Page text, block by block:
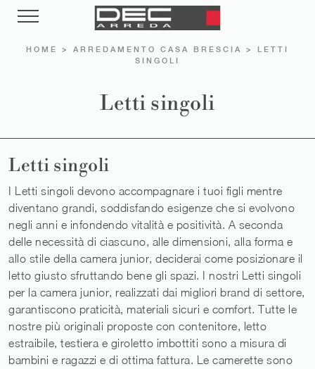
HOME > ARREDAMENTO CASA BRESCIA > LETTI
SINGOLI
Letti singoli
Letti singoli
I Letti singoli devono accompagnare i tuoi figli mentre
diventano grandi, soddisfando esigenze che si evolvono
negli anni e infondendo vitalità e positività. A seconda
delle necessità di ciascuno, alle dimensioni, alla forma e
allo stile della camera junior, deciderai come posizionare il
letto giusto sfruttando bene gli spazi. I nostri Letti singoli
per la camera junior, realizzati dai migliori brand di settore,
garantiscono praticità, materiali sicuri e comfort. Tutte le
nostre più originali proposte con contenitore, letto
estraibile, testiera e giroletto imbottiti sono a misura di
bambini e ragazzi e di ottima fattura. Le camerette sono